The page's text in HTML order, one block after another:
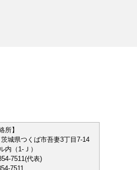
所】
城県つくば市吾妻3丁目7-14
内（1-Ｊ）
7511(代表)
7511